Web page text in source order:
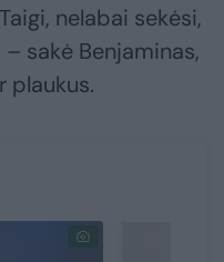
nelabai sekėsi,
sakė Benjaminas,
plaukus.